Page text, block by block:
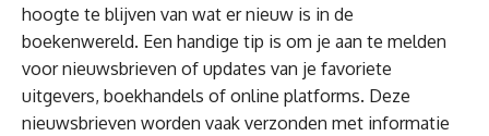
hoogte te blijven van wat er nieuw is in de
boekenwereld. Een handige tip is om je aan te melden
voor nieuwsbrieven of updates van je favoriete
uitgevers, boekhandels of online platforms. Deze
nieuwsbrieven worden vaak verzonden met informatie